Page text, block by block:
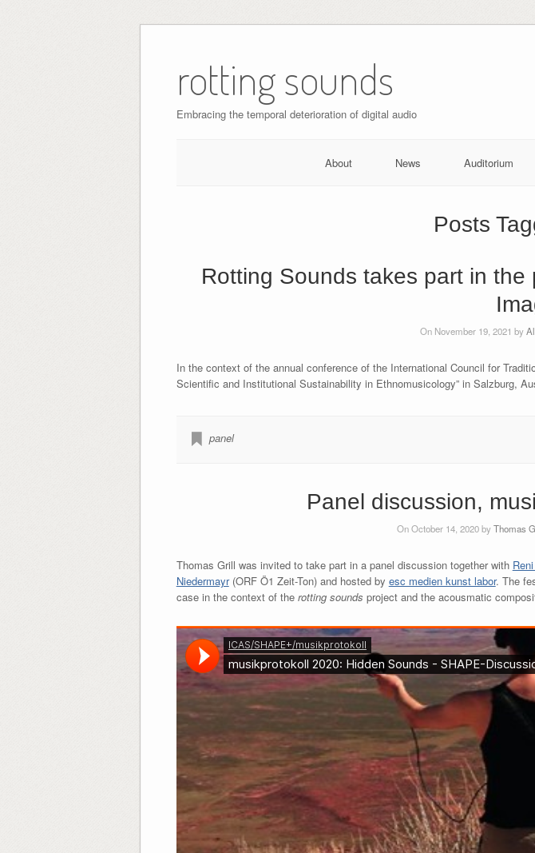
rotting sounds
Embracing the temporal deterioration of digital audio
About News Auditorium
Posts
Rotting Sounds takes part in
On November 19, 2021 by
In the context of the annual conference of the International Council for
Scientific and Institutional Sustainability in Ethnomusicology” in Salzburg,
panel
Panel discussion,
On October 14, 2020 byThomas
Thomas Grill was invited to take part in a panel discussion together with
Niedermayr(ORF Ö1 Zeit-Ton) and hosted by esc medien kunst labor. The
case in the context of the rotting sounds project and the acousmatic